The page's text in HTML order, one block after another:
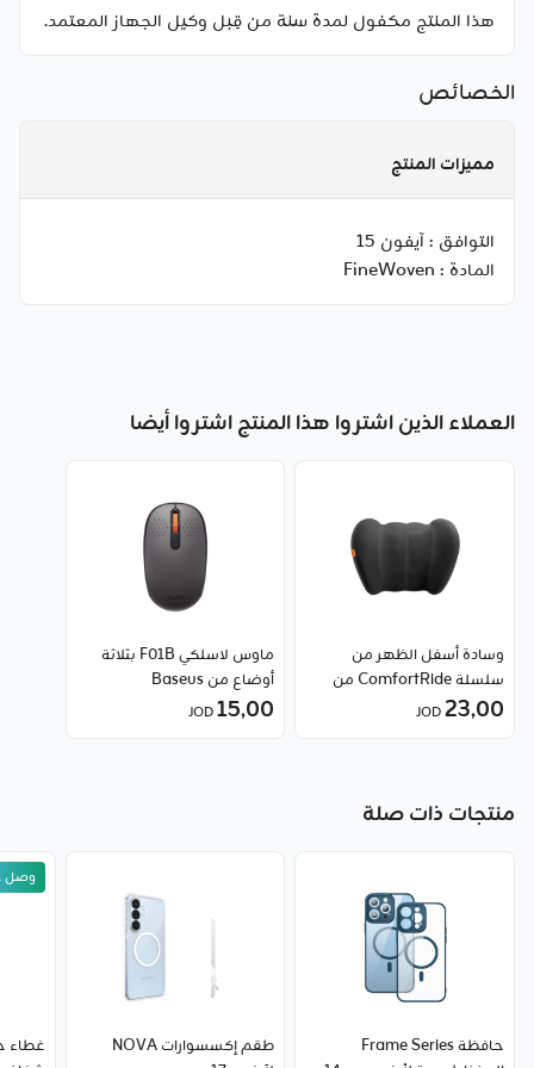
هذا المنتج مكفول لمدة سنة من قِبل وكيل الجهاز المعتمد.
الخصائص
مميزات المنتج
التوافق :آيفون 15
المادة : FineWoven
العملاء الذين اشتروا هذا المنتج اشتروا أيضا
وسادة أسفل الظهر من
سلسلة ComfortRide من
Baseus
23٫00
ماوس لاسلكي F01B بثلاثة
أوضاع من Baseus
15٫00JOD
منتجات ذات صلة
حافظة Frame Series
طقم إكسسوارات NOVA
وصل
غطاء